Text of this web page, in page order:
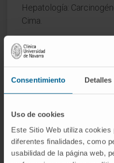
Consentimiento Detalles
Uso de cookies
Este Sitio Web utiliza
diferentes finalidades, como
usabilidad de la página web,
Hepatología:
Cima.
Fecha fin:
31 de
Naturaleza del